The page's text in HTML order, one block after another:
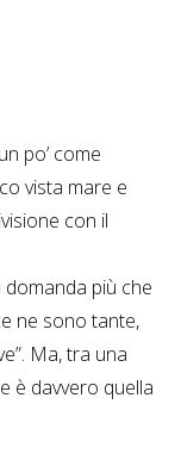
po’ come
vista mare e
con il
domanda più che
ne sono tante,
Ma, tra una
è davvero quella